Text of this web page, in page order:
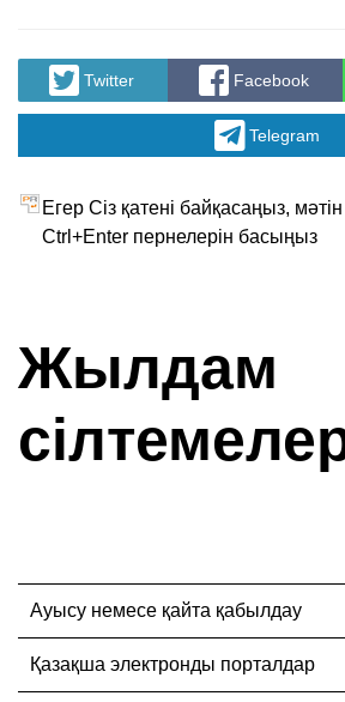
Twitter Facebook
Telegram
Егер Сіз қатені байқасаңыз, мәтін
Ctrl+Enter пернелерін басыңыз
Жылдам
Ауысу немесе қайта қабылдау
Қазақша электронды порталдар